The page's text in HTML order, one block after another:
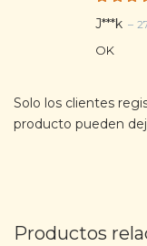
J***k –
OK
Solo los clientes
producto pueden
Productos